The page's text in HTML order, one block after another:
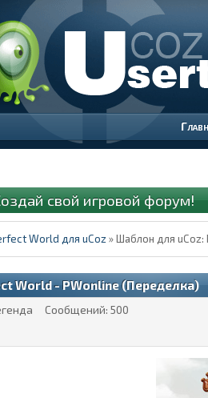
свой игровой форум!
World для uCoz »Шаблон для
World - PWonline (Переделка)
Сообщений: 500